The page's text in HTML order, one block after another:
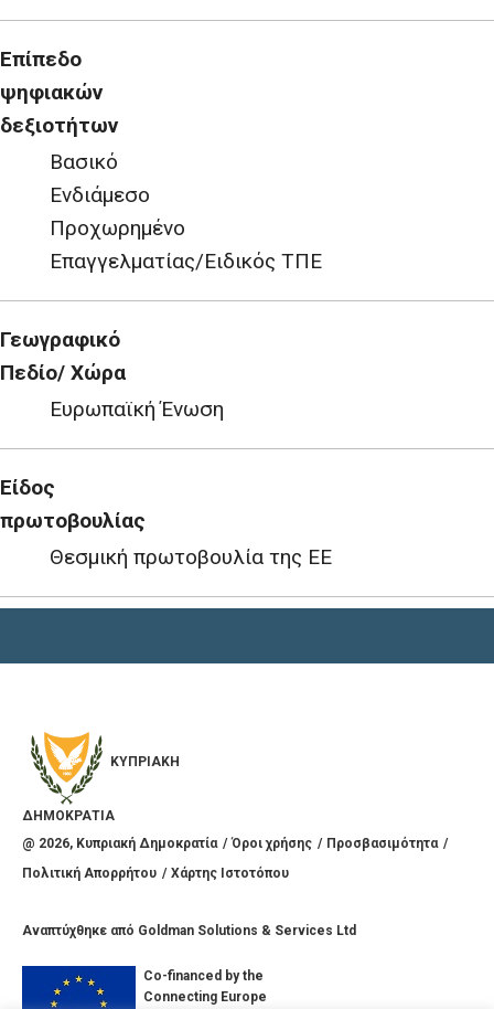
Επίπεδο
ψηφιακών
δεξιοτήτων
Βασικό
Ενδιάμεσο
Προχωρημένο
Επαγγελματίας/Ειδικός ΤΠΕ
Γεωγραφικό
Πεδίο/ Χώρα
Ευρωπαϊκή Ένωση
Είδος
πρωτοβουλίας
Θεσμική πρωτοβουλία της ΕΕ
ΚΥΠΡΙΑΚΗ
ΔΗΜΟΚΡΑΤΙΑ
@ 2026, Κυπριακή Δημοκρατία Όροι χρήσης
Προσβασιμότητα
Πολιτική Απορρήτου
Χάρτης Ιστοτόπου
Αναπτύχθηκε από Goldman Solutions & Services Ltd
Co-financed by the
Connecting Europe